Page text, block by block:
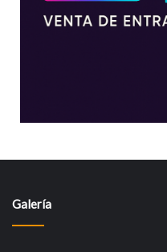
Galería